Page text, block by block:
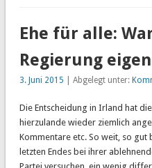
Ehe für alle:
Regierung
3. Juni 2015 | Abgelegt unter:
Die Entscheidung in Irland hat
hierzulande wieder ziemlich
Kommentare etc. So weit, so gut
letzten Endes bei ihrer